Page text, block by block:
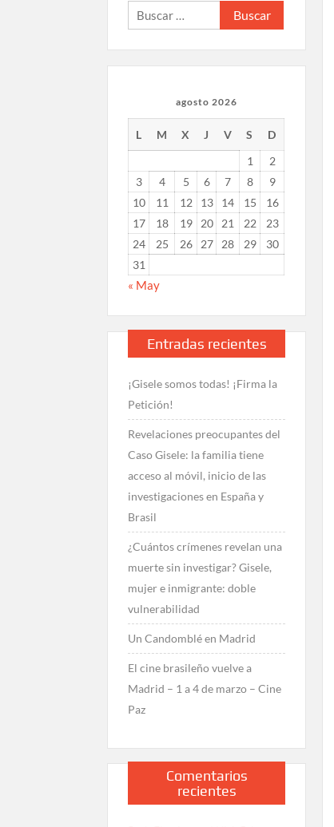
Buscar:
agosto 2026
L M X J V S
D
1
2
3
4 5 6 7 8
9
10
11 12 13 14 15
16
17
18 19 20 21 22
23
24
25 26 27 28 29
30
31
« May
Entradas recientes
¡Gisele somos todas! ¡Firma la
Petición!
Revelaciones preocupantes del
Caso Gisele: la familia tiene
acceso al móvil, inicio de las
investigaciones en España y
Brasil
¿Cuántos crímenes revelan una
muerte sin investigar? Gisele,
mujer e inmigrante: doble
vulnerabilidad
Un Candomblé en Madrid
El cine brasileño vuelve a
Madrid – 1 a 4 de marzo – Cine
Paz
Comentarios
recientes